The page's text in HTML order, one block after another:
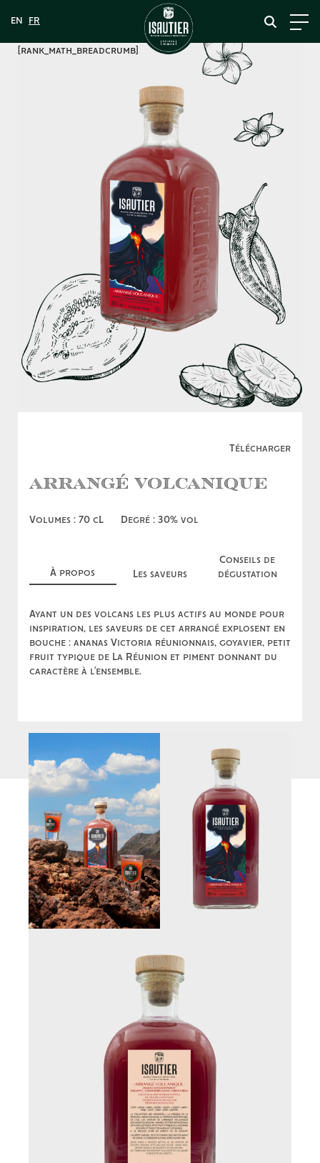
[rank_math_breadcrumb]
Télécharger
Arrangé Volcanique
Volumes : 70 cL Degré : 30% vol
À propos Les saveurs
Conseils de
dégustation
Ayant un des volcans les plus actifs au monde pour
inspiration, les saveurs de cet arrangé explosent en
bouche : ananas Victoria réunionnais, goyavier, petit
fruit typique de La Réunion et piment donnant du
caractère à l’ensemble.